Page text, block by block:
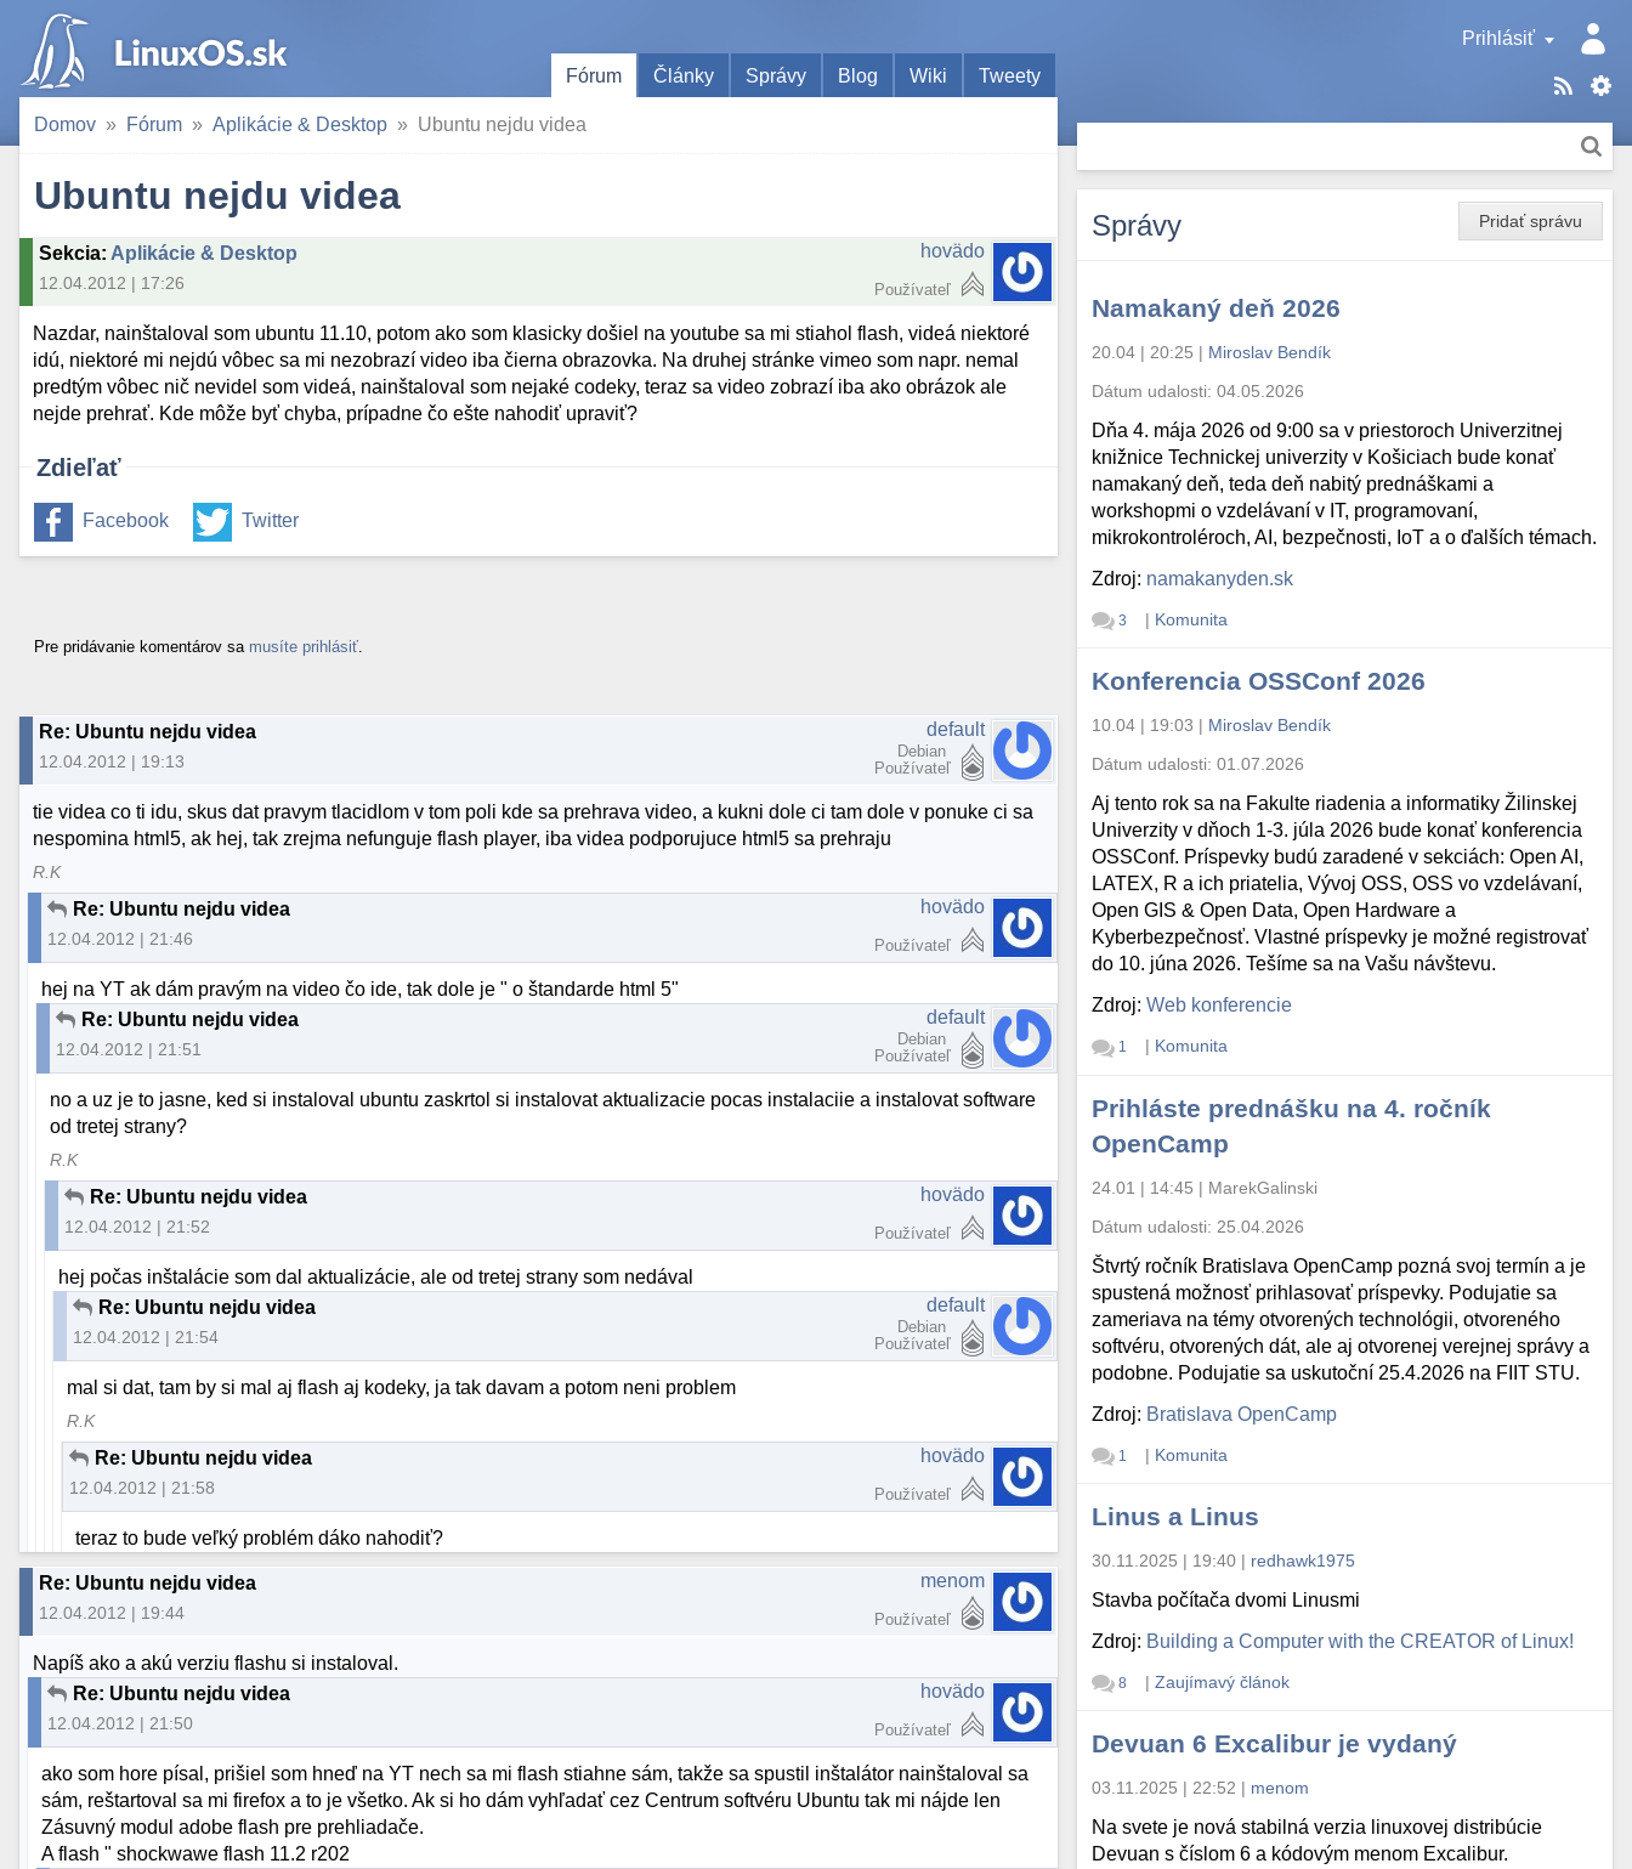
Prihlásiť
Fórum
Články Správy Blog Wiki Tweety
Domov Fórum Aplikácie & Desktop Ubuntu nejdu videa
Ubuntu nejdu videa
Sekcia: Aplikácie & Desktop
12.04.2012 | 17:26
hovädo
Používateľ
Nazdar, nainštaloval som ubuntu 11.10, potom ako som klasicky došiel na youtube sa mi stiahol flash, videá niektoré
idú, niektoré mi nejdú vôbec sa mi nezobrazí video iba čierna obrazovka. Na druhej stránke vimeo som napr. nemal
predtým vôbec nič nevidel som videá, nainštaloval som nejaké codeky, teraz sa video zobrazí iba ako obrázok ale
nejde prehrať. Kde môže byť chyba, prípadne čo ešte nahodiť upraviť?
Zdieľať
Facebook Twitter
Pre pridávanie komentárov sa musíte prihlásiť
Re: Ubuntu nejdu videa
12.04.2012 | 19:13
default
Debian
Používateľ
tie videa co ti idu, skus dat pravym tlacidlom v tom poli kde sa prehrava video, a kukni dole ci tam dole v ponuke ci sa
nespomina html5, ak hej, tak zrejma nefunguje flash player, iba videa podporujuce html5 sa prehraju
R.K
Re: Ubuntu nejdu videa
12.04.2012 | 21:46
hovädo
Používateľ
hej na YT ak dám pravým na video čo ide, tak dole je " o štandarde html 5"
Re: Ubuntu nejdu videa
12.04.2012 | 21:51
default
Debian
Používateľ
no a uz je to jasne, ked si instaloval ubuntu zaskrtol si instalovat aktualizacie pocas instalaciie a instalovat software
od tretej strany?
R.K
Re: Ubuntu nejdu videa
12.04.2012 | 21:52
hovädo
Používateľ
hej počas inštalácie som dal aktualizácie, ale od tretej strany som nedával
Re: Ubuntu nejdu videa
12.04.2012 | 21:54
default
Debian
Používateľ
mal si dat, tam by si mal aj flash aj kodeky, ja tak davam a potom neni problem
R.K
Re: Ubuntu nejdu videa
12.04.2012 | 21:58
hovädo
Používateľ
teraz to bude veľký problém dáko nahodiť?
Re: Ubuntu nejdu videa
12.04.2012 | 19:44
menom
Používateľ
Napíš ako a akú verziu flashu si instaloval.
Re: Ubuntu nejdu videa
12.04.2012 | 21:50
hovädo
Používateľ
ako som hore písal, prišiel som hneď na YT nech sa mi flash stiahne sám, takže sa spustil inštalátor nainštaloval sa
sám, reštartoval sa mi firefox a to je všetko. Ak si ho dám vyhľadať cez Centrum softvéru Ubuntu tak mi nájde len
Zásuvný modul adobe flash pre prehliadače.
A flash " shockwawe flash 11.2 r202
Pridať správu
Správy
Namakaný deň 2026
20.04 | 20:25 | Miroslav Bendík
Dátum udalosti:04.05.2026
Dňa 4. mája 2026 od 9:00 sa v priestoroch Univerzitnej
knižnice Technickej univerzity v Košiciach bude konať
namakaný deň, teda deň nabitý prednáškami a
workshopmi o vzdelávaní v IT, programovaní,
mikrokontroléroch, AI, bezpečnosti, IoT a o ďalších témach.
Zdroj: namakanyden.sk
3 | Komunita
Konferencia OSSConf 2026
10.04 | 19:03 | Miroslav Bendík
Dátum udalosti:01.07.2026
Aj tento rok sa na Fakulte riadenia a informatiky Žilinskej
Univerzity v dňoch 1-3. júla 2026 bude konať konferencia
OSSConf. Príspevky budú zaradené v sekciách: Open AI,
LATEX, R a ich priatelia, Vývoj OSS, OSS vo vzdelávaní,
Open GIS & Open Data, Open Hardware a
Kyberbezpečnosť. Vlastné príspevky je možné registrovať
do 10. júna 2026. Tešíme sa na Vašu návštevu.
Zdroj:Web konferencie
1 | Komunita
Prihláste prednášku na 4. ročník
OpenCamp
24.01 | 14:45 | MarekGalinski
Dátum udalosti: 25.04.2026
Štvrtý ročník Bratislava OpenCamp pozná svoj termín a je
spustená možnosť prihlasovať príspevky. Podujatie sa
zameriava na témy otvorených technológii, otvoreného
softvéru, otvorených dát, ale aj otvorenej verejnej správy a
podobne. Podujatie sa uskutoční 25.4.2026 na FIIT STU.
Zdroj: Bratislava OpenCamp
1 | Komunita
Linus a Linus
30.11.2025 | 19:40 | redhawk1975
Stavba počítača dvomi Linusmi
Zdroj: Building a Computer with the CREATOR of Linux!
8 | Zaujímavý článok
Devuan 6 Excalibur je vydaný
03.11.2025 | 22:52 | menom
Na svete je nová stabilná verzia linuxovej distribúcie
Devuan s číslom 6 a kódovým menom Excalibur.